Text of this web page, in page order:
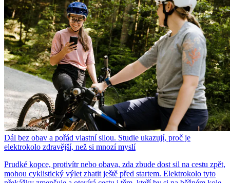
Dál bez obav a pořád vlastní silou. Studie ukazují, proč je
elektrokolo zdravější, než si mnozí myslí
Prudké kopce, protivítr nebo obava, zda zbude dost sil na cestu zpět,
mohou cyklistický výlet zhatit ještě před startem. Elektrokolo tyto